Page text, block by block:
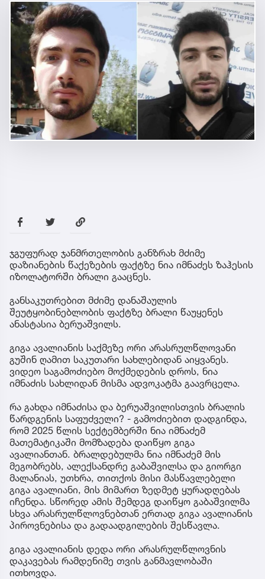
ჯგუფურად ჯანმრთელობის განზრახ მძიმე
დაზიანების წაქეზების ფაქტზე ნია იმნაძეს ზაჰესის
იზოლატორში ბრალი გააცნეს.
განსაკუთრებით მძიმე დანაშაულის
შეუტყობინებლობის ფაქტზე ბრალი წაუყენეს
ანასტასია ბერუაშვილს.
გიგა ავალიანის საქმეზე ორი არასრულწლოვანი
გუშინ ღამით საკუთარი სახლებიდან აიყვანეს.
ვიდეო საგამოძიებო მოქმედების დროს, ნია
იმნაძის სახლიდან მისმა ადვოკატმა გაავრცელა.
რა გახდა იმნაძისა და ბერუაშვილისთვის ბრალის
წარდგენის საფუძველი? - გამოძიებით დადგინდა,
რომ 2025 წლის სექტემბერში ნია იმნაძემ
მათემატიკაში მომზადება დაიწყო გიგა
ავალიანთან. ბრალდებულმა ნია იმნაძემ მის
მეგობრებს, ალექსანდრე გაბაშვილსა და გიორგი
მალანიას, უთხრა, თითქოს მისი მასწავლებელი
გიგა ავალიანი, მის მიმართ ზედმეტ ყურადღებას
იჩენდა. სწორედ ამის შემდეგ დაიწყო გაბაშვილმა
სხვა არასრულწლოვნებთან ერთად გიგა ავალიანის
პიროვნებისა და გადაადგილების შესწავლა.
გიგა ავალიანის დედა ორი არასრულწლოვნის
დაკავებას რამდენიმე თვის განმავლობაში
ითხოვდა.